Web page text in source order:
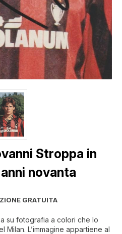
Stroppa in
novanta
GRATUITA
su fotografia a colori che lo
Milan. L’immagine appartiene al